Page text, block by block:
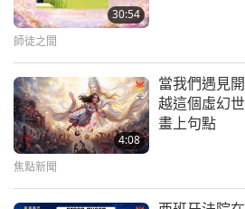
將大大地加速進程。請繼續精勤
師電視台分享給盡可能多的人。
國人民皆能提昇至最高意識，
命。我的愛是你背後的風，給
程！」
充分利用無
昇世界和消除
30:54
師徒之間
4:08
當我們遇見
越這個虛幻
畫上句點
焦點新聞